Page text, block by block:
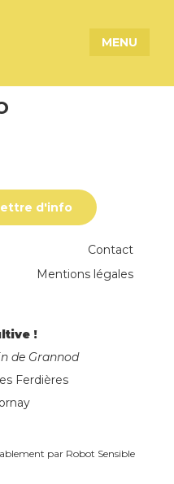
MENU
!
de Grannod
Ferdières
d'info
Contact
Mentions légales
par Robot Sensible